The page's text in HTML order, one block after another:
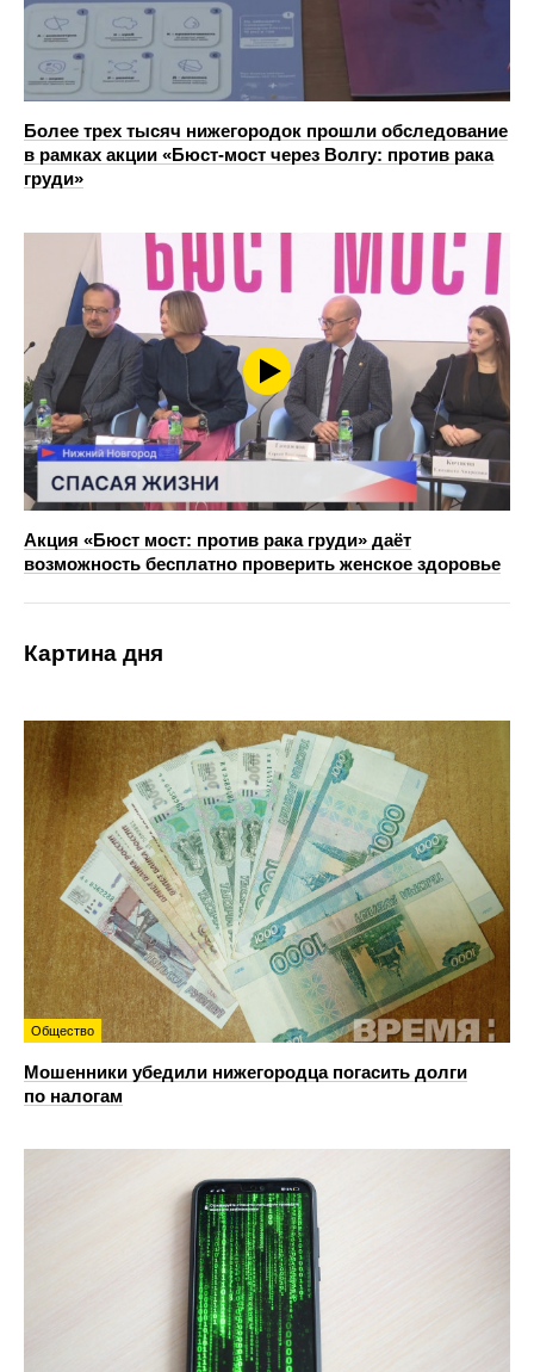
Более трех тысяч нижегородок прошли обследование
в рамках акции «Бюст-мост через Волгу: против рака
груди»
Акция «Бюст мост: против рака груди» даёт
возможность бесплатно проверить женское здоровье
Картина дня
Общество
Мошенники убедили нижегородца погасить долги
по налогам